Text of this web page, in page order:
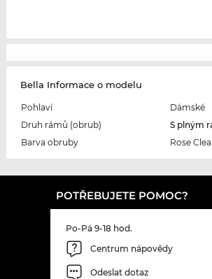
Bella Informace o modelu
Pohlaví
Dámské
Druh rámů (obrub)
S plným
Barva obruby
Rose
POTŘEBUJETE POMOC?
Po-Pá 9-18 hod.
Centrum nápovědy
Odeslat dotaz